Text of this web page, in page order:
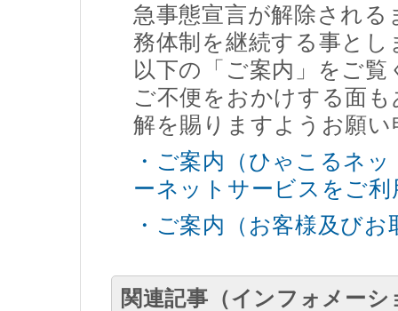
急事態宣言が解除され
務体制を継続する事と
以下の「ご案内」をご
ご不便をおかけする面
解を賜りますようお願
・ご案内（ひゃこるネ
ーネットサービスをご
・ご案内（お客様及び
関連記事（インフォメーシ